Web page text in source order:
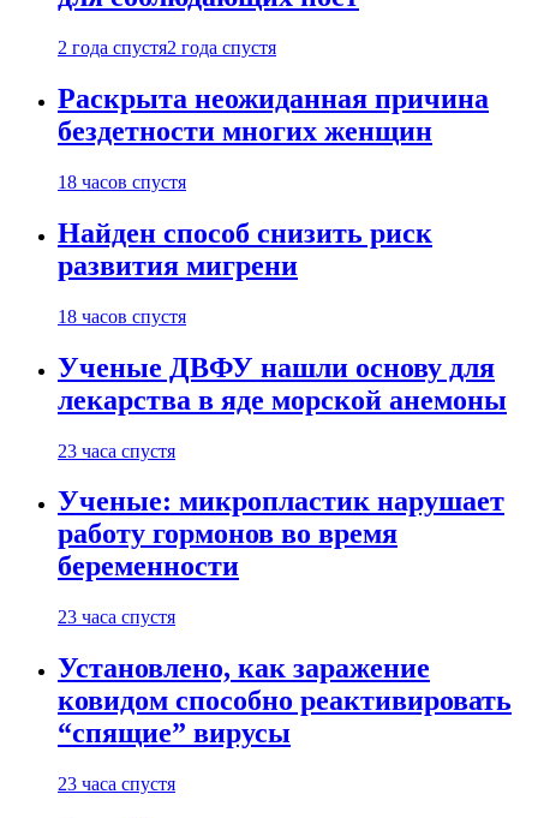
2 года спустя2 года спустя
Раскрыта неожиданная причина
бездетности многих женщин
18 часов спустя
Найден способ снизить риск
развития мигрени
18 часов спустя
Ученые ДВФУ нашли основу для
лекарства в яде морской анемоны
23 часа спустя
Ученые: микропластик нарушает
работу гормонов во время
беременности
23 часа спустя
Установлено, как заражение
ковидом способно реактивировать
“спящие” вирусы
23 часа спустя